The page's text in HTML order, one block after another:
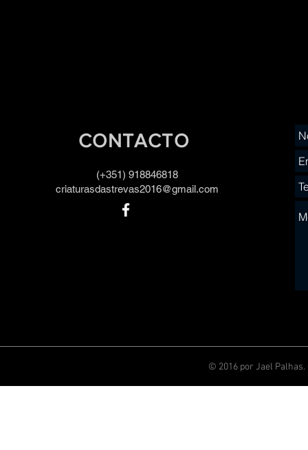
CONTACTO
(+351) 918846818
criaturasdastrevas2016@gmail.com
© 2016 por Jael